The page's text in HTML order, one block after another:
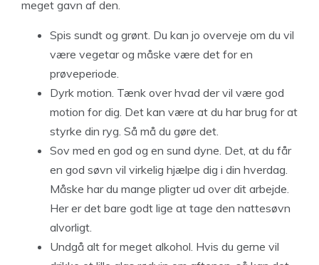
meget gavn af den.
Spis sundt og grønt. Du kan jo overveje om du vil
være vegetar og måske være det for en
prøveperiode.
Dyrk motion. Tænk over hvad der vil være god
motion for dig. Det kan være at du har brug for at
styrke din ryg. Så må du gøre det.
Sov med en god og en sund dyne. Det, at du får
en god søvn vil virkelig hjælpe dig i din hverdag.
Måske har du mange pligter ud over dit arbejde.
Her er det bare godt lige at tage den nattesøvn
alvorligt.
Undgå alt for meget alkohol. Hvis du gerne vil